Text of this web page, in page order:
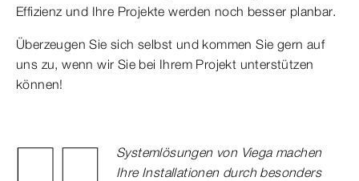
Effizienz und Ihre Projekte werden noch besser planbar.
Überzeugen Sie sich selbst und kommen Sie gern auf
uns zu, wenn wir Sie bei Ihrem Projekt unterstützen
können!
Systemlösungen von Viega machen
Ihre Installationen durch besonders